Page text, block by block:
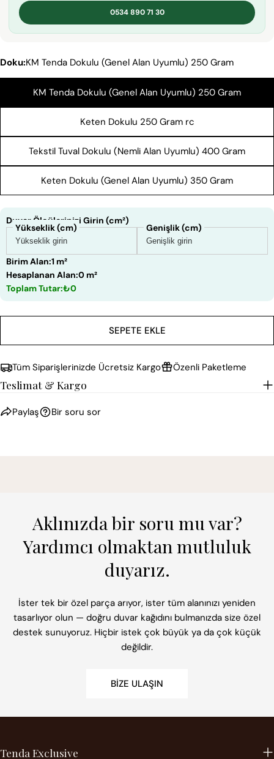
0534 890 71 30
Doku:KM Tenda Dokulu (Genel Alan Uyumlu) 250 Gram
KM Tenda Dokulu (Genel Alan Uyumlu) 250 Gram
Keten Dokulu 250 Gram rc
Tekstil Tuval Dokulu (Nemli Alan Uyumlu) 400 Gram
Keten Dokulu (Genel Alan Uyumlu) 350 Gram
Duvar Ölçülerinizi Girin (cm²)
Yükseklik (cm) Genişlik (cm)
Birim Alan:1 m²
Hesaplanan Alan:0 m²
Toplam Tutar:₺0
SEPETE EKLE
Tüm Siparişlerinizde Ücretsiz Kargo Özenli Paketleme
Teslimat & Kargo
Paylaş Bir soru sor
Aklınızda bir soru mu var?
Yardımcı olmaktan mutluluk
duyarız.
İster tek bir özel parça arıyor, ister tüm alanınızı yeniden
tasarlıyor olun — doğru duvar kağıdını bulmanızda size özel
destek sunuyoruz. Hiçbir istek çok büyük ya da çok küçük
değildir.
BIZE ULAŞIN
Tenda Exclusive